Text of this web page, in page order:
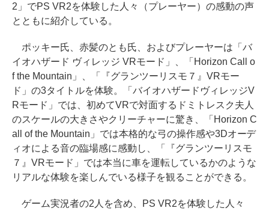
2」でPS VR2を体験した人々（プレーヤー）の感動の声
とともに紹介している。
ポッキー氏、赤髪のとも氏、およびプレーヤーは「バ
イオハザード ヴィレッジ VRモード」、「Horizon Call o
f the Mountain」、「『グランツーリスモ７』VRモー
ド」の3タイトルを体験。「バイオハザードヴィレッジV
Rモード」では、初めてVRで対面するドミトレスク夫人
のスケールの大きさやクリーチャーに驚き、「Horizon C
all of the Mountain」では本格的な弓の操作感や3Dオーデ
ィオによる音の臨場感に感動し、「『グランツーリスモ
７』VRモード」では本当に車を運転しているかのような
リアルな体験を楽しんでいる様子を観ることができる。
ゲーム実況者の2人を含め、PS VR2を体験した人々